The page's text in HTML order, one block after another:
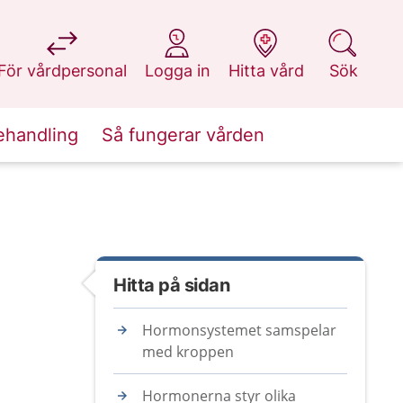
vårdpersonal
på 1177.se
Logga in
på 1177.se
Hitta vård
på 1177.se
Sök
på 1177.se
Så fungerar vården
Hitta på sidan
Hormonsystemet samspelar
med kroppen
Hormonerna styr olika